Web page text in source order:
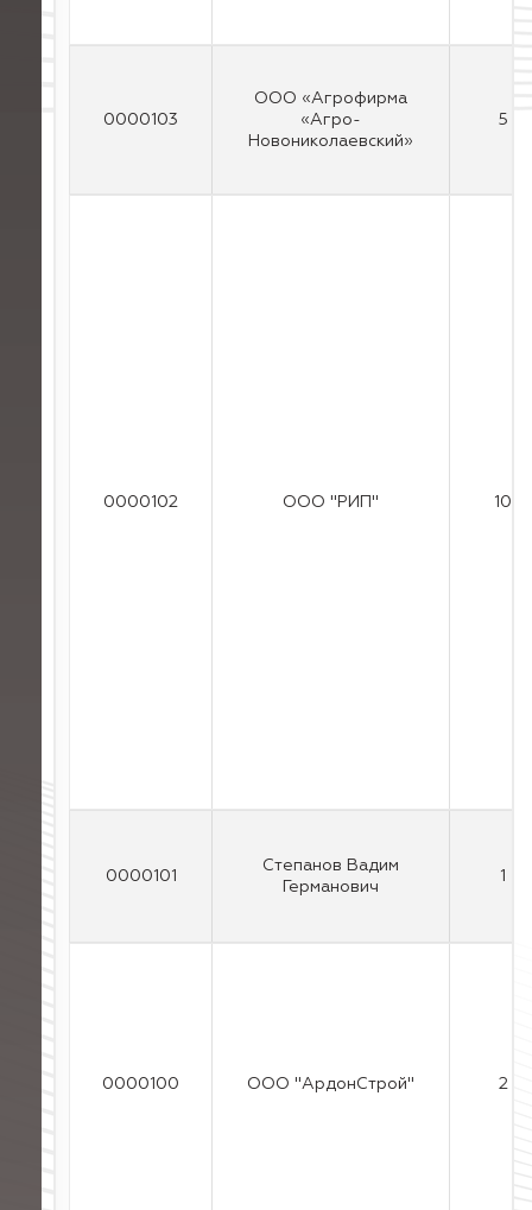
0000103
ООО «Агрофирма
«Агро-
Новониколаевский»
5
0000102 ООО "РИП" 10
0000101
Степанов Вадим
Германович
1
0000100 ООО "АрдонСтрой" 2